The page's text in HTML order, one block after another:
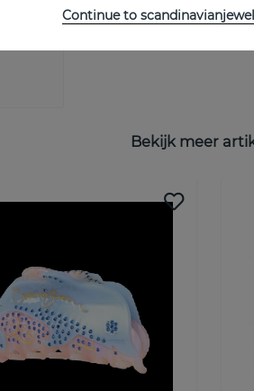
Bekijk meer
Continue to